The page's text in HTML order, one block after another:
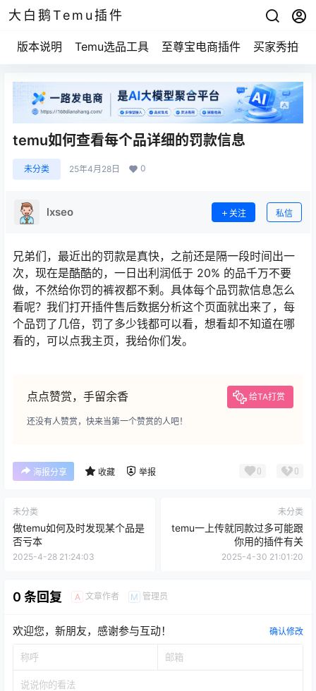
大白鹅Temu插件
版本说明 Temu选品工具 至尊宝电商插件 买家秀拍摄
temu如何查看每个品详细的罚款信息
未分类 25年4月28日 0
lxseo 关注 私信
兄弟们，最近出的罚款是真快，之前还是隔一段时间出一
次，现在是酷酷的，一日出利润低于 20% 的品千万不要
做，不然给你罚的裤衩都不剩。具体每个品罚款信息怎么
看呢？我们打开插件售后数据分析这个页面就出来了，每
个品罚了几倍，罚了多少钱都可以看，想看却不知道在哪
看的，可以点我主页，我给你们发。
点点赞赏，手留余香 给TA打赏
还没有人赞赏，快来当第一个赞赏的人吧！
海报分享 收藏 举报 0 0
未分类
做temu如何及时发现某个品是
否亏本
2025-4-28 21:24:03
未分类
temu一上传就同款过多可能跟
你用的插件有关
2025-4-30 21:01:20
0 条回复 A 文章作者 M 管理员
欢迎您，新朋友，感谢参与互动！ 确认修改